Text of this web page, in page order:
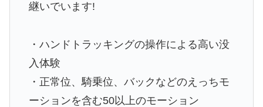
継いでいます!
・ハンドトラッキングの操作による高い没
入体験
・正常位、騎乗位、バックなどのえっちモ
ーションを含む50以上のモーション